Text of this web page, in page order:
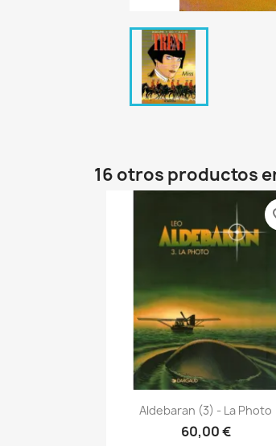
16 otros productos
Vista rápida
Aldebaran (3) - La Photo
60,00 €